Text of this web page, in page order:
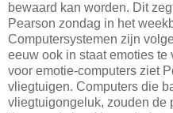
bewaard kan worden. Dit
Pearson zondag in het
Computersystemen zijn
eeuw ook in staat emoties
voor emotie-computers ziet
vliegtuigen. Computers die
vliegtuigongeluk, zouden de